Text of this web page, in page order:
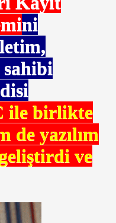
ni
ile birlikte
de yazılım
ve